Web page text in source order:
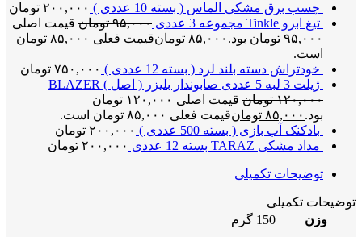
چسب برق مشکی الماس ( بسته 10 عددی ) ۲۰۰,۰۰۰ تومان
تیغ ابرو Tinkle مجموعه 3 عددی
۹۵,۰۰۰ تومان قیمت اصلی
۹۵,۰۰۰ تومان بود.
۸۵,۰۰۰ تومان
قیمت فعلی ۸۵,۰۰۰ تومان
است.
خودتراش دسته بلند لرد ( بسته 12 عددی )
۷۵۰,۰۰۰ تومان
ژیلت 3 لبه 5 عددی صابوندار بلیزر ( اصل ) BLAZER
۱۲۰,۰۰۰ تومان
قیمت اصلی ۱۲۰,۰۰۰ تومان
بود. ۸۵,۰۰۰ تومانقیمت فعلی ۸۵,۰۰۰ تومان است.
بادکنک آب بازی ( بسته 500 عددی )
۲۰۰,۰۰۰ تومان
مداد مشکی TARAZ بسته 12 عددی
۲۰۰,۰۰۰ تومان
توضیحات تکمیلی
توضیحات تکمیلی
وزن
150 گرم